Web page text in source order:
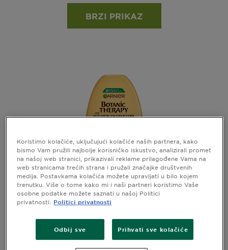
BRZI PRIKAZ
GARNIER BOTANIC THERAPY AVOCADO
KOSU
Garnier Botanic Therapy Avocado
Koristimo kolačiće, uključujući kolačiće naših partnera, kako
bismo Vam pružili najbolje korisničko iskustvo, analizirali promet
na našoj web stranici, prikazivali reklame prilagođene Vama na
web stranicama trećih strana i pružali značajke društvenih
medija. Postavkama kolačića možete upravljati u bilo kojem
trenutku. Više o tome kako mi i naši partneri koristimo Vaše
osobne podatke možete saznati u našoj Politici
privatnosti.
Politici privatnosti
Odbij sve Prihvati sve kolačiće